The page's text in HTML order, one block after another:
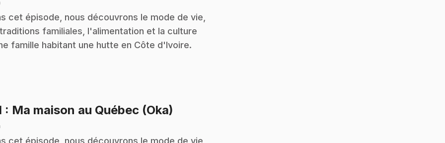
cet épisode, nous découvrons le mode de vie,
familiales, l'alimentation et la culture
famille habitant une hutte en Côte d'Ivoire.
: Ma maison au Québec (Oka)
cet épisode, nous découvrons le mode de vie,